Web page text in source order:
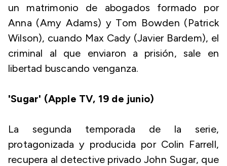
un matrimonio de abogados formado por
Anna (Amy Adams) y Tom Bowden (Patrick
Wilson), cuando Max Cady (Javier Bardem), el
criminal al que enviaron a prisión, sale en
libertad buscando venganza.
'Sugar' (Apple TV, 19 de junio)
La segunda temporada de la serie,
protagonizada y producida por Colin Farrell,
recupera al detective privado John Sugar, que